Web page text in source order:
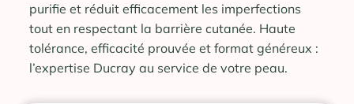
purifie et réduit efficacement les imperfections
tout en respectant la barrière cutanée. Haute
tolérance, efficacité prouvée et format généreux :
l’expertise Ducray au service de votre peau.